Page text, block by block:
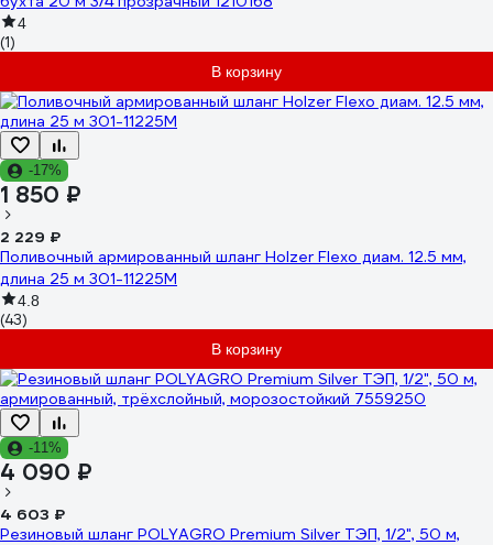
4
(1)
В корзину
-17%
1 850 ₽
2 229 ₽
Поливочный армированный шланг Holzer Flexo диам. 12.5 мм,
длина 25 м 301-11225M
4.8
(43)
В корзину
-11%
4 090 ₽
4 603 ₽
Резиновый шланг POLYAGRO Premium Silver ТЭП, 1/2", 50 м,